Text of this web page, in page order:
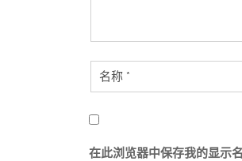
在此浏览器中保存我的显示